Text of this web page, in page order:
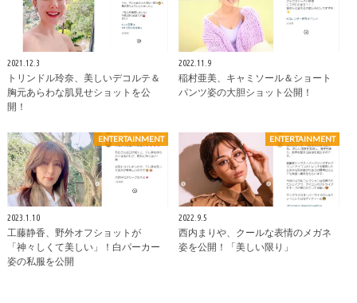
2021.12.3
トリンドル玲奈、美しいデコルテ＆
胸元あらわな肌見せショットを公
開！
2022.11.9
稲村亜美、キャミソール＆ショート
パンツ姿の大胆ショット公開！
ENTERTAINMENT
2023.1.10
工藤静香、野外オフショットが
「神々しくて美しい」！白パーカー
姿の私服を公開
ENTERTAINMENT
2022.9.5
西内まりや、クールな表情のメガネ
姿を公開！「美しい限り」